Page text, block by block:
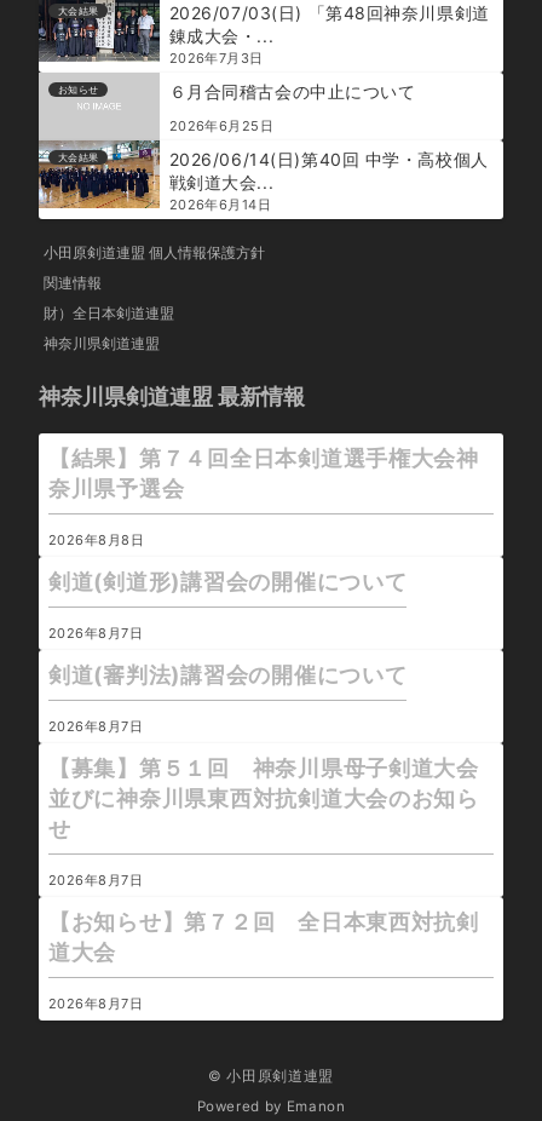
大会結果
2026/07/03(日) 「第48回神奈川県剣道
錬成大会・...
2026年7月3日
お知らせ ６月合同稽古会の中止について
2026年6月25日
大会結果
2026/06/14(日)第40回 中学・高校個人
戦剣道大会...
2026年6月14日
小田原剣道連盟 個人情報保護方針
関連情報
財）全日本剣道連盟
神奈川県剣道連盟
神奈川県剣道連盟 最新情報
【結果】第７４回全日本剣道選手権大会神
奈川県予選会
2026年8月8日
剣道(剣道形)講習会の開催について
2026年8月7日
剣道(審判法)講習会の開催について
2026年8月7日
【募集】第５１回 神奈川県母子剣道大会
並びに神奈川県東西対抗剣道大会のお知ら
せ
2026年8月7日
【お知らせ】第７２回 全日本東西対抗剣
道大会
2026年8月7日
© 小田原剣道連盟
Powered by Emanon